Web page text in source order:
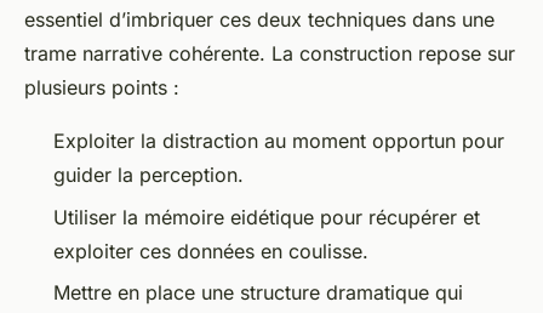
essentiel d’imbriquer ces deux techniques dans une
trame narrative cohérente. La construction repose sur
plusieurs points :
Exploiter la distraction au moment opportun pour
guider la perception.
Utiliser la mémoire eidétique pour récupérer et
exploiter ces données en coulisse.
Mettre en place une structure dramatique qui